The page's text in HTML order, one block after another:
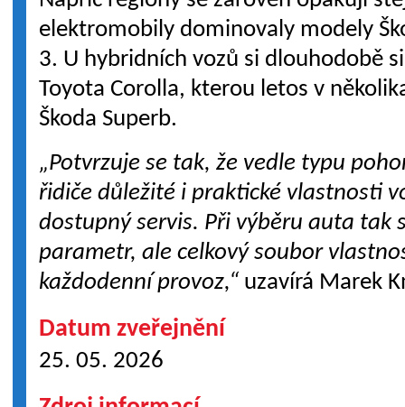
elektromobily dominovaly modely
3. U hybridních vozů si dlouhodobě
Toyota Corolla, kterou letos v
Škoda Superb.
„Potvrzuje se tak, že vedle typu
řidiče důležité i praktické vlastnosti
dostupný servis. Při výběru auta tak
parametr, ale celkový soubor
každodenní provoz,“ uzavírá Marek
Datum zveřejnění
25. 05. 2026